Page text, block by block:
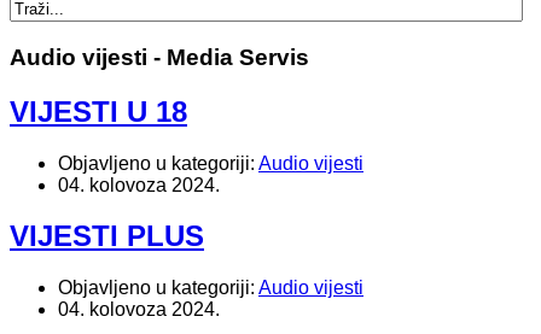
Audio vijesti - Media Servis
VIJESTI U 18
Objavljeno u kategoriji: Audio vijesti
04. kolovoza 2024.
VIJESTI PLUS
Objavljeno u kategoriji: Audio vijesti
04. kolovoza 2024.